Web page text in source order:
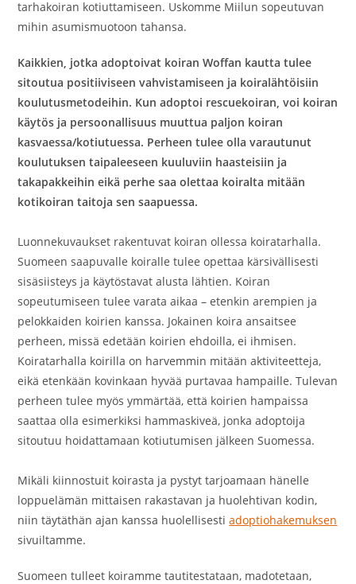
tarhakoiran kotiuttamiseen. Uskomme Miilun sopeutuvan
mihin asumismuotoon tahansa.
Kaikkien, jotka adoptoivat koiran Woffan kautta tulee
sitoutua positiiviseen vahvistamiseen ja koiralähtöisiin
koulutusmetodeihin. Kun adoptoi rescuekoiran, voi koiran
käytös ja persoonallisuus muuttua paljon koiran
kasvaessa/kotiutuessa. Perheen tulee olla varautunut
koulutuksen taipaleeseen kuuluviin haasteisiin ja
takapakkeihin eikä perhe saa olettaa koiralta mitään
kotikoiran taitoja sen saapuessa.
Luonnekuvaukset rakentuvat koiran ollessa koiratarhalla.
Suomeen saapuvalle koiralle tulee opettaa kärsivällisesti
sisäsiisteys ja käytöstavat alusta lähtien. Koiran
sopeutumiseen tulee varata aikaa – etenkin arempien ja
pelokkaiden koirien kanssa. Jokainen koira ansaitsee
perheen, missä edetään koirien ehdoilla, ei ihmisen.
Koiratarhalla koirilla on harvemmin mitään aktiviteetteja,
eikä etenkään kovinkaan hyvää purtavaa hampaille. Tulevan
perheen tulee myös ymmärtää, että koirien hampaissa
saattaa olla esimerkiksi hammaskiveä, jonka adoptoija
sitoutuu hoidattamaan kotiutumisen jälkeen Suomessa.
Mikäli kiinnostuit koirasta ja pystyt tarjoamaan hänelle
loppuelämän mittaisen rakastavan ja huolehtivan kodin,
niin täytäthän ajan kanssa huolellisestiadoptiohakemuksen
sivuiltamme.
Suomeen tulleet koiramme tautitestataan, madotetaan,